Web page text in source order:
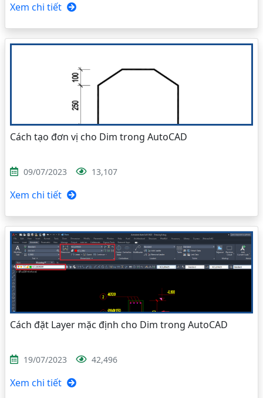
Xem chi tiết
Cách tạo đơn vị cho Dim trong AutoCAD
09/07/2023 13,107
Xem chi tiết
Cách đặt Layer mặc định cho Dim trong AutoCAD
19/07/2023 42,496
Xem chi tiết